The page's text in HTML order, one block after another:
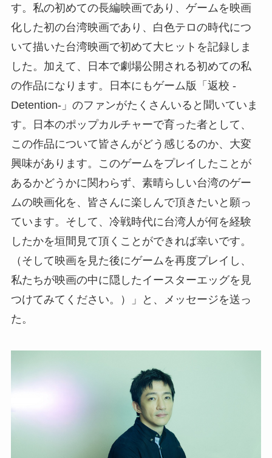
す。私の初めての長編映画であり、ゲームを映画
化した初の台湾映画であり、白色テロの時代につ
いて描いた台湾映画で初めて大ヒットを記録しま
した。加えて、日本で劇場公開される初めての私
の作品になります。日本にもゲーム版「返校 -
Detention-」のファンがたくさんいると聞いていま
す。日本のポップカルチャーで育った者として、
この作品について皆さんがどう感じるのか、大変
興味があります。このゲームをプレイしたことが
あるかどうかに関わらず、素晴らしい台湾のゲー
ムの映画化を、皆さんに楽しんで頂きたいと願っ
ています。そして、冷戦時代に台湾人が何を経験
したかを垣間見て頂くことができれば幸いです。
（そして映画を見た後にゲームを再度プレイし、
私たちが映画の中に隠したイースターエッグを見
つけてみてください。）」と、メッセージを送っ
た。